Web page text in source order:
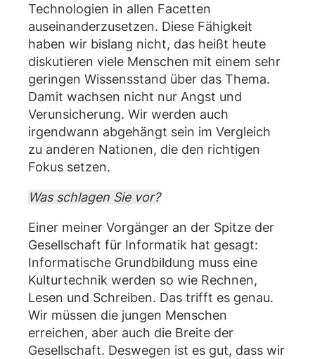
Technologien in allen Facetten
auseinanderzusetzen. Diese Fähigkeit
haben wir bislang nicht, das heißt heute
diskutieren viele Menschen mit einem sehr
geringen Wissensstand über das Thema.
Damit wachsen nicht nur Angst und
Verunsicherung. Wir werden auch
irgendwann abgehängt sein im Vergleich
zu anderen Nationen, die den richtigen
Fokus setzen.
Was schlagen Sie vor?
Einer meiner Vorgänger an der Spitze der
Gesellschaft für Informatik hat gesagt:
Informatische Grundbildung muss eine
Kulturtechnik werden so wie Rechnen,
Lesen und Schreiben. Das trifft es genau.
Wir müssen die jungen Menschen
erreichen, aber auch die Breite der
Gesellschaft. Deswegen ist es gut, dass wir